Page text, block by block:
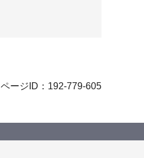
ページID：192-779-605